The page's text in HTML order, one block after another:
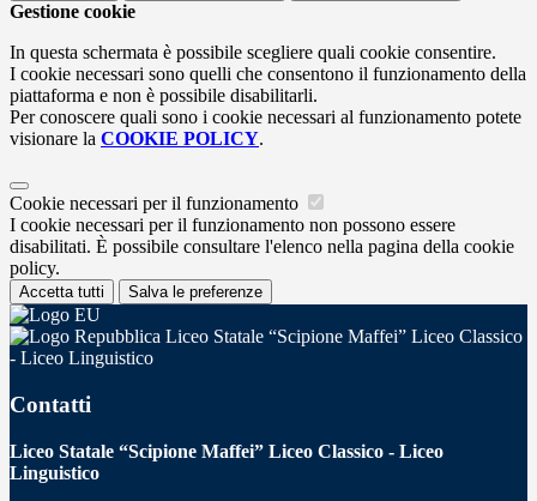
Gestione cookie
In questa schermata è possibile scegliere quali cookie consentire.
I cookie necessari sono quelli che consentono il funzionamento della
piattaforma e non è possibile disabilitarli.
Per conoscere quali sono i cookie necessari al funzionamento potete
visionare la COOKIE POLICY.
Cookie necessari per il funzionamento
I cookie necessari per il funzionamento non possono essere
disabilitati. È possibile consultare l'elenco nella pagina della cookie
policy.
Accetta tutti Salva le preferenze
Liceo Statale “Scipione Maffei” Liceo Classico
- Liceo Linguistico
Contatti
Liceo Statale “Scipione Maffei” Liceo Classico - Liceo
Linguistico